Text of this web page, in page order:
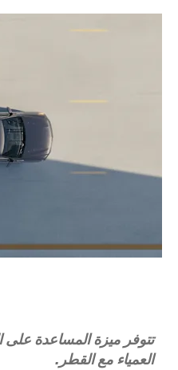
تتوفر ميزة المساعدة على
العمياء مع القطر.